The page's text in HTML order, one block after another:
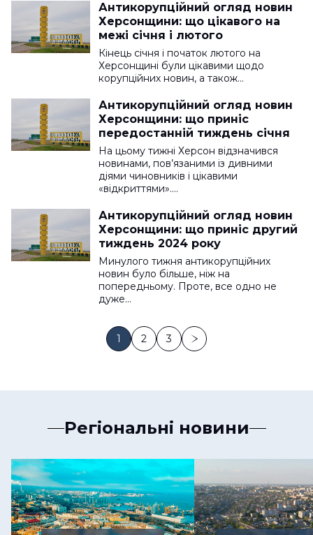
Антикорупційний огляд новин
Херсонщини: що цікавого на
межі січня і лютого
Кінець січня і початок лютого на
Херсонщині були цікавими щодо
корупційних новин, а також…
Антикорупційний огляд новин
Херсонщини: що приніс
передостанній тиждень січня
На цьому тижні Херсон відзначився
новинами, пов’язаними із дивними
діями чиновників і цікавими
«відкриттями».…
Антикорупційний огляд новин
Херсонщини: що приніс другий
тиждень 2024 року
Минулого тижня антикорупційних
новин було більше, ніж на
попередньому. Проте, все одно не
дуже…
1 2 3
Регіональні новини